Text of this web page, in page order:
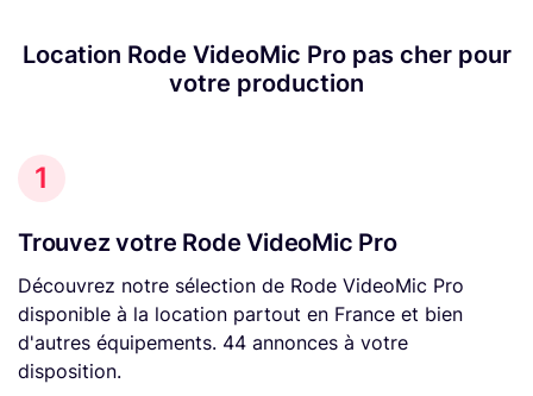
Location Rode VideoMic Pro pas cher pour
votre production
1
Trouvez votre Rode VideoMic Pro
Découvrez notre sélection de Rode VideoMic Pro
disponible à la location partout en France et bien
d'autres équipements. 44 annonces à votre
disposition.